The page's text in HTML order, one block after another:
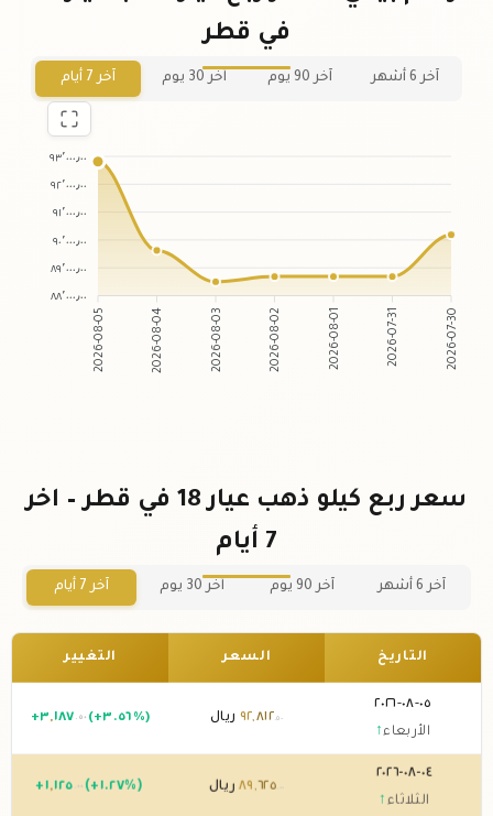
في قطر
آخر 6 أشهر آخر 90 يوم آخر 30 يوم آخر 7 أيام
٩٣٬٠٠٠٫٠٠
٩٢٬٠٠٠٫٠٠
٩١٬٠٠٠٫٠٠
٩٠٬٠٠٠٫٠٠
٨٩٬٠٠٠٫٠٠
٨٨٬٠٠٠٫٠٠
2026-08-05 2026-08-04 2026-08-03 2026-08-02 2026-08-01 2026-07-31 2026-07-30
سعر ربع كيلو ذهب عيار 18 في قطر – اخر
7 أيام
آخر 6 أشهر آخر 90 يوم آخر 30 يوم آخر 7 أيام
التاريخ السعر التغيير
٠٥-٠٨-٢٠٢٦
الأربعاء↑
٩٢,٨١٢.٥٠ ريال +٣,١٨٧ .٥٠ (+٣.٥٦%)
٠٤-٠٨-٢٠٢٦
الثلاثاء ↑
٨٩, ٦٢٥ ريال +١,١٢٥ .٠٠ (+١.٢٧%)